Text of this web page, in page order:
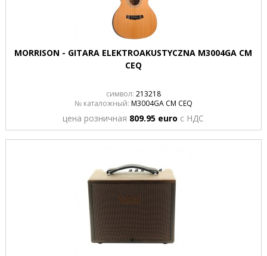
MORRISON - GITARA ELEKTROAKUSTYCZNA M3004GA CM
CEQ
символ: 213218
№ каталожный: M3004GA CM CEQ
цена розничная 809.95 euro с НДС